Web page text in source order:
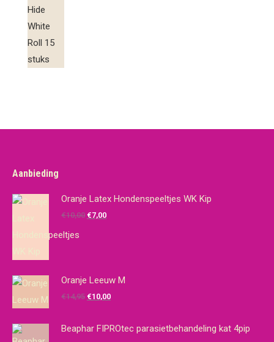
Aanbieding
Oranje Latex Hondenspeeltjes WK Kip
€10,00 Oorspronkelijke
€7,00Huidige
Oranje Leeuw M
€14,95 Oorspronkelijke
was:
€10,00Huidige
is:
Beaphar FIPROtec parasietbehandeling kat 4pip